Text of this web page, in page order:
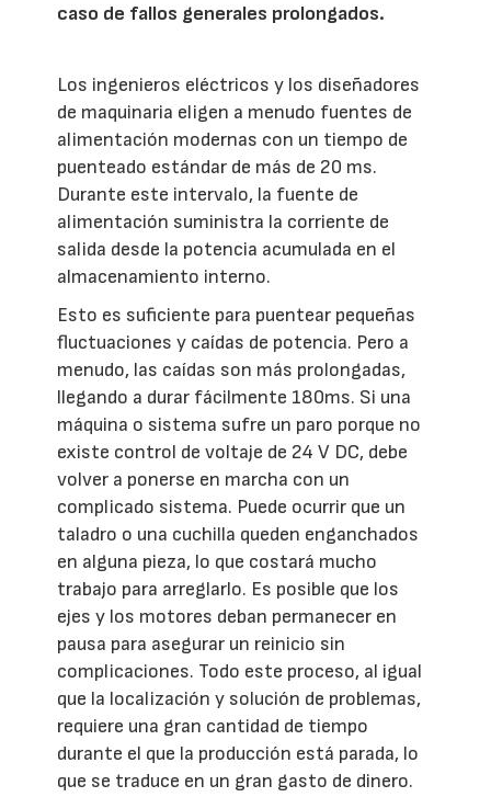
caso de fallos generales prolongados.
Los ingenieros eléctricos y los diseñadores
de maquinaria eligen a menudo fuentes de
alimentación modernas con un tiempo de
puenteado estándar de más de 20 ms.
Durante este intervalo, la fuente de
alimentación suministra la corriente de
salida desde la potencia acumulada en el
almacenamiento interno.
Esto es suficiente para puentear pequeñas
fluctuaciones y caídas de potencia. Pero a
menudo, las caídas son más prolongadas,
llegando a durar fácilmente 180ms. Si una
máquina o sistema sufre un paro porque no
existe control de voltaje de 24 V DC, debe
volver a ponerse en marcha con un
complicado sistema. Puede ocurrir que un
taladro o una cuchilla queden enganchados
en alguna pieza, lo que costará mucho
trabajo para arreglarlo. Es posible que los
ejes y los motores deban permanecer en
pausa para asegurar un reinicio sin
complicaciones. Todo este proceso, al igual
que la localización y solución de problemas,
requiere una gran cantidad de tiempo
durante el que la producción está parada, lo
que se traduce en un gran gasto de dinero.